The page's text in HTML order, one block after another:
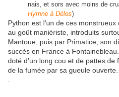
nais, et sors avec moins de
Hymne à Délos)
Python est l'un de ces
au goût maniériste, introduits
Mantoue, puis par Primatice, son
succès en France à
doté d'un long cou et de pattes de
de la fumée par sa gueule ouverte.